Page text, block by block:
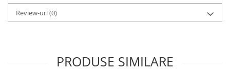
Review-uri(0)
PRODUSE SIMILARE